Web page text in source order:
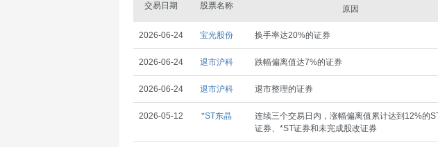
交易日期 股票名称 原因
2026-06-24 宝光股份 换手率达20%的证券
2026-06-24 退市沪科 跌幅偏离值达7%的证券
2026-06-24 退市沪科 退市整理的证券
2026-05-12 *ST东晶
连续三个交易日内，涨幅偏离值累计达到12%的
证券、*ST证券和未完成股改证券